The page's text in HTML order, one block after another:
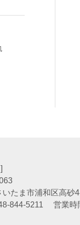
いたま市浦和区高砂
844-5211 営業時